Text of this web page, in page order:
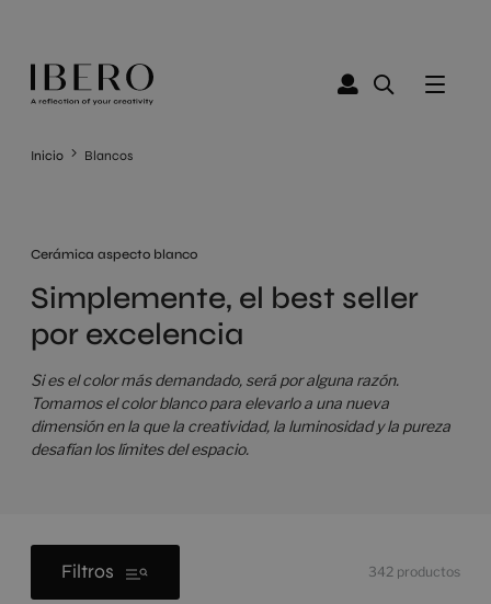
Inicio Blancos
Cerámica aspecto blanco
Simplemente, el best seller
por excelencia
Si es el color más demandado, será por alguna razón.
Tomamos el color blanco para elevarlo a una nueva
dimensión en la que la creatividad, la luminosidad y la pureza
desafían los límites del espacio.
Filtros 342 productos